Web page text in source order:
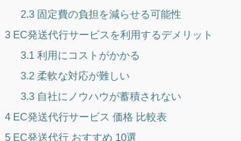
2.3固定費の負担を減らせる可能性
3 EC発送代行サービスを利用するデメリット
3.1 利用にコストがかかる
3.2柔軟な対応が難しい
3.3自社にノウハウが蓄積されない
4 EC発送代行サービス 価格 比較表
5 EC発送代行 おすすめ 10選